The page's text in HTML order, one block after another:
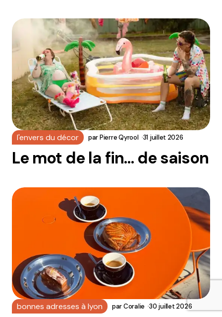
l'envers du décor parPierre Qyrool 31 juillet 2026
Le mot de la fin… de saison
bonnes adresses à lyon parCoralie 30 juillet 2026